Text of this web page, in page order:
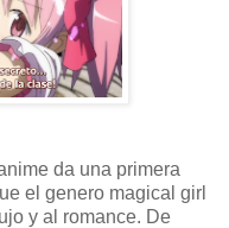
da una primera
el genero magical girl
y al romance. De